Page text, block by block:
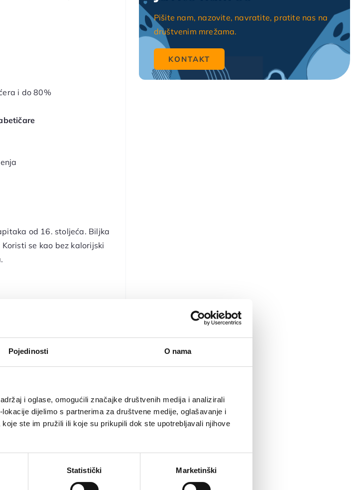
Pojedinosti O nama
i oglase, omogućili značajke društvenih medija i analizirali
dijelimo s partnerima za društvene medije, oglašavanje i
ste im pružili ili koje su prikupili dok ste upotrebljavali njihove
Statistički Marketinški
i do 80%
od 16. stoljeća. Biljka
se kao bez kalorijski
zaslađivača i
glikozid sigurnim za
mu oznaku sladila.
rafinirani šećer.
kandida dijeti
, te za
šećera. Poput
Pišite nam, nazovite, navratite, pratite nas na
društvenim mrežama.
KONTAKT